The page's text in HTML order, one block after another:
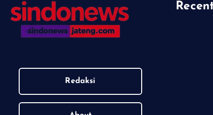
Redaksi